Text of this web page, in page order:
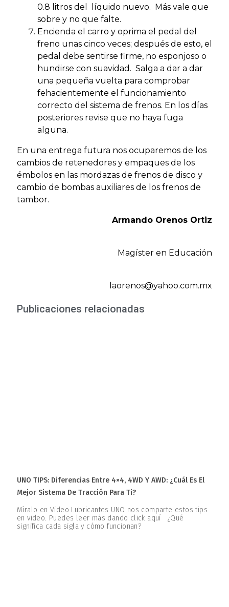
0.8 litros del líquido nuevo. Más vale que
sobre y no que falte.
Encienda el carro y oprima el pedal del
freno unas cinco veces; después de esto, el
pedal debe sentirse firme, no esponjoso o
hundirse con suavidad. Salga a dar a dar
una pequeña vuelta para comprobar
fehacientemente el funcionamiento
correcto del sistema de frenos. En los días
posteriores revise que no haya fuga
alguna.
En una entrega futura nos ocuparemos de los
cambios de retenedores y empaques de los
émbolos en las mordazas de frenos de disco y
cambio de bombas auxiliares de los frenos de
tambor.
Armando Orenos Ortiz
Magíster en Educación
laorenos@yahoo.com.mx
Publicaciones relacionadas
UNO TIPS: Diferencias Entre 4×4, 4WD Y AWD: ¿Cuál Es El
Mejor Sistema De Tracción Para Ti?
Míralo en Video Lubricantes UNO nos comparte estos tips
en video. Puedes leer más dando click aquí ¿Qué
significa cada sigla y cómo funcionan?